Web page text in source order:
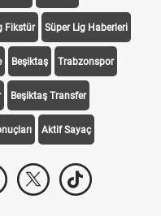
Fikstür Süper Lig Haberleri
Beşiktaş Trabzonspor
Beşiktaş Transfer
Aktif Sayaç